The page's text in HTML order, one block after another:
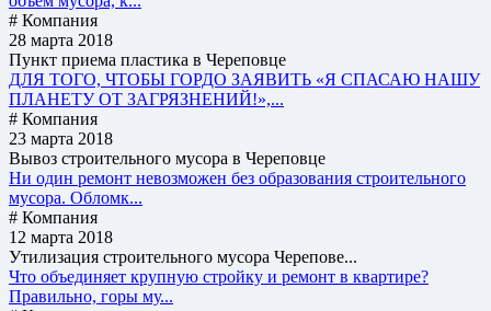
# Компания
28 марта 2018
Пункт приема пластика в Череповце
ДЛЯ ТОГО, ЧТОБЫ ГОРДО ЗАЯВИТЬ «Я СПАСАЮ НАШУ
ПЛАНЕТУ ОТ ЗАГРЯЗНЕНИЙ!»,...
# Компания
23 марта 2018
Вывоз строительного мусора в Череповце
Ни один ремонт невозможен без образования строительного
мусора. Обломк...
# Компания
12 марта 2018
Утилизация строительного мусора Черепове...
Что объединяет крупную стройку и ремонт в квартире?
Правильно, горы му...